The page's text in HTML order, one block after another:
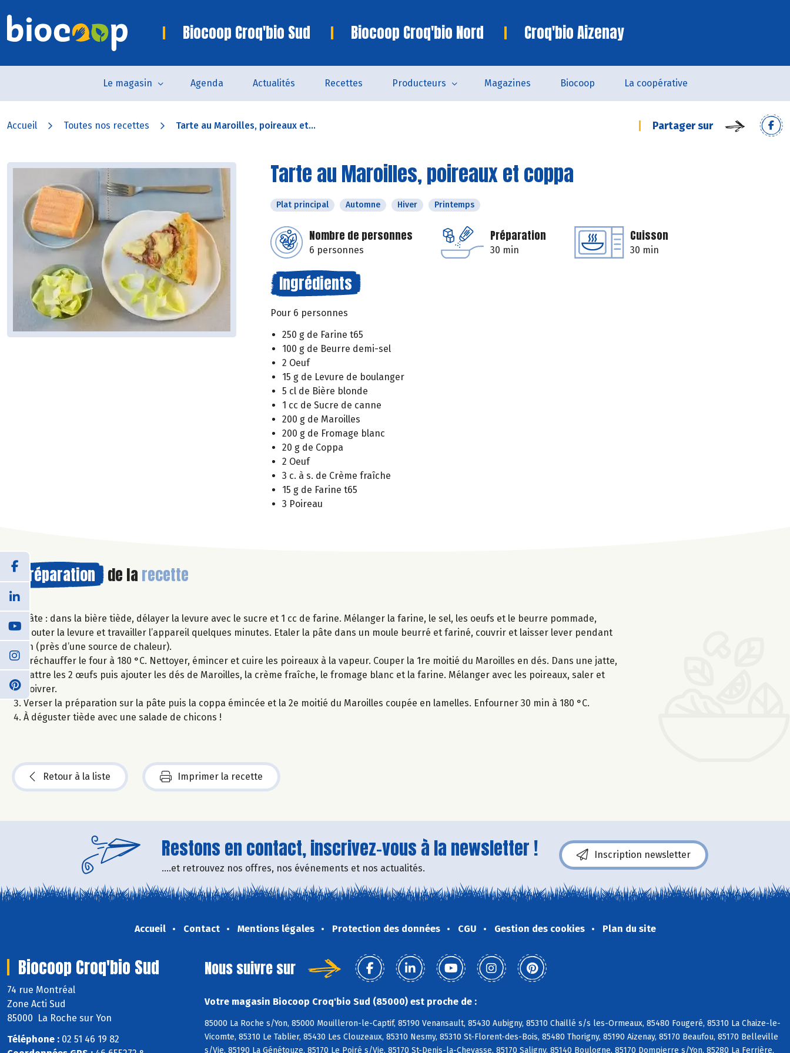
Biocoop Croq'bio Sud Biocoop Croq'bio Nord Croq'bio Aizenay
Le magasin Agenda Actualités Recettes Producteurs Magazines Biocoop La coopérative
Accueil Toutes nos recettes Tarte au Maroilles, poireaux et... Partager sur
Tarte au Maroilles, poireaux et coppa
Plat principal Automne Hiver Printemps
Nombre de personnes
6 personnes
Préparation
30 min
Cuisson
30 min
Ingrédients
Pour 6 personnes
250 g de Farine t65
100 g de Beurre demi-sel
2 Oeuf
15 g de Levure de boulanger
5 cl de Bière blonde
1 cc de Sucre de canne
200 g de Maroilles
200 g de Fromage blanc
20 g de Coppa
2 Oeuf
3 c. à s. de Crème fraîche
15 g de Farine t65
3 Poireau
Préparation de la recette
Pâte : dans la bière tiède, délayer la levure avec le sucre et 1 cc de farine. Mélanger la farine, le sel, les oeufs et le beurre pommade,
ajouter la levure et travailler l’appareil quelques minutes. Etaler la pâte dans un moule beurré et fariné, couvrir et laisser lever pendant
1h (près d’une source de chaleur).
Préchauffer le four à 180 °C. Nettoyer, émincer et cuire les poireaux à la vapeur. Couper la 1re moitié du Maroilles en dés. Dans une jatte,
battre les 2 œufs puis ajouter les dés de Maroilles, la crème fraîche, le fromage blanc et la farine. Mélanger avec les poireaux, saler et
poivrer.
Verser la préparation sur la pâte puis la coppa émincée et la 2e moitié du Maroilles coupée en lamelles. Enfourner 30 min à 180 °C.
À déguster tiède avec une salade de chicons !
Retour à la liste Imprimer la recette
Restons en contact, inscrivez-vous à la newsletter !
....et retrouvez nos offres, nos événements et nos actualités.
Inscription newsletter
Accueil Contact Mentions légales Protection des données CGU Gestion des cookies Plan du site
Biocoop Croq'bio Sud
74 rue Montréal
Zone Acti Sud
85000 La Roche sur Yon
Téléphone : 02 51 46 19 82
Nous suivre sur
Votre magasin Biocoop Croq'bio Sud (85000) est proche de :
85000 La Roche s/Yon, 85000 Mouilleron-le-Captif, 85190 Venansault, 85430 Aubigny, 85310 Chaillé s/s les-Ormeaux, 85480 Fougeré, 85310 La Chaize-le-
Vicomte, 85310 Le Tablier, 85430 Les Clouzeaux, 85310 Nesmy, 85310 St-Florent-des-Bois, 85480 Thorigny, 85190 Aizenay, 85170 Beaufou, 85170 Belleville
s/Vie, 85190 La Génétouze, 85170 Le Poiré s/Vie, 85170 St-Denis-la-Chevasse, 85170 Saligny, 85140 Boulogne, 85170 Dompierre s/Yon, 85280 La Ferrière,